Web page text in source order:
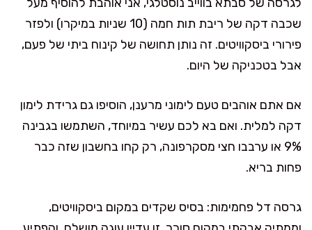
שכבה דקה של ריבת תות חמה (10 שניות במיקרו) ולפזר
פירורי ביסקוויטים. זה נותן תחושה של קינוח ביתי של פעם,
אבל בטכניקה של היום.
אם אתם אוהבים טעם לימוני מרענן, הוסיפו גם גרידת לימון
דקה למלית. ואם בא לכם עשיר במיוחד, השתמשו בגבינה
9% או ערבבו חצי מסקרפונה, רק קחו בחשבון שזה כבר
פחות בריא.
גרסה דל פחמימות: בסיס שקדים במקום ביסקוויטים,